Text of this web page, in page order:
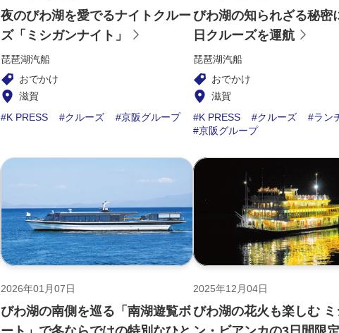
夜のびわ湖を愛でるナイトクルー
ズ「ミシガンナイト」
琵琶湖汽船
おでかけ
滋賀
K PRESS
クルーズ 京阪グループ
びわ湖の知られざる秘密
日クルーズを運航
琵琶湖汽船
おでかけ
滋賀
K PRESS
クルーズ
ラン
京阪グループ
2026年01月07日
びわ湖の南側を巡る「南湖遊覧ボ
2025年12月04日
びわ湖の花火も楽しむ ミ